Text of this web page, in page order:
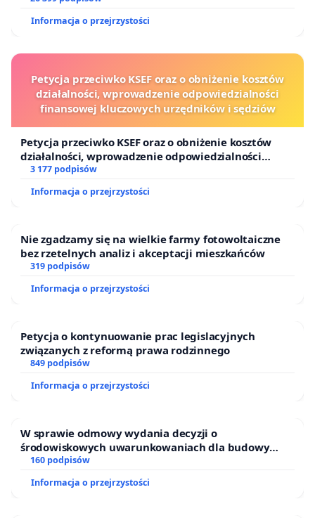
Informacja o przejrzystości
Petycja przeciwko KSEF oraz o obniżenie kosztów
działalności, wprowadzenie odpowiedzialności
finansowej kluczowych urzędników i sędziów
Petycja przeciwko KSEF oraz o obniżenie kosztów
działalności, wprowadzenie odpowiedzialności
finansowej kluczowych urzędników i sędziów
3 177 podpisów
Informacja o przejrzystości
Nie zgadzamy się na wielkie farmy fotowoltaiczne
bez rzetelnych analiz i akceptacji mieszkańców
319 podpisów
Informacja o przejrzystości
Petycja o kontynuowanie prac legislacyjnych
związanych z reformą prawa rodzinnego
849 podpisów
Informacja o przejrzystości
W sprawie odmowy wydania decyzji o
środowiskowych uwarunkowaniach dla budowy
zakładu wytwarzania biometanu „Krynki” w
Puszczy Knyszyńskiej
160 podpisów
Informacja o przejrzystości